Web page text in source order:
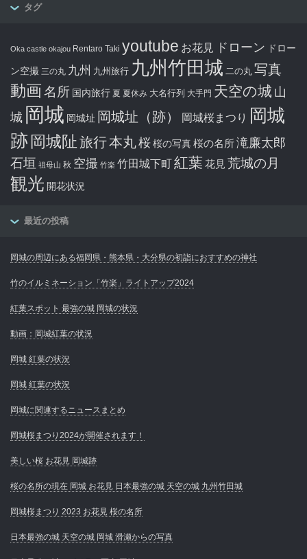
タグ
Oka castle okajou Rentaro Taki youtube お花見 ドローン ドロー
ン空撮 三の丸 九州 九州旅行 九州竹田城 二の丸 写真
動画名所 国内旅行 夏 夏休み 大名行列 大手門 天空の城 山
城 岡城 岡城址 岡城址（跡） 岡城桜まつり 岡城
跡 岡城阯旅行本丸桜桜の写真桜の名所滝廉太郎
石垣 祖母山 秋 空撮 竹楽 竹田城下町紅葉 花見 荒城の月
観光 開花状況
最近の投稿
岡城の周辺にある福岡県・熊本県・大分県の初詣におすすめの神社
竹のイルミネーション「竹楽」ライトアップ2024
紅葉スポット 最強の城 岡城の状況
動画：岡城紅葉の状況
岡城 紅葉の状況
岡城 紅葉の状況
岡城に関連するニュースまとめ
岡城桜まつり2024が開催されます！
美しい桜 お花見 岡城跡
桜の名所の現在 岡城 お花見 日本最強の城 天空の城 九州竹田城
岡城桜まつり 2023 お花見 桜の名所
日本最強の城 天空の城 岡城 滑瀬からの写真